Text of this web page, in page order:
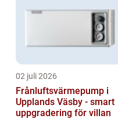
02 juli 2026
Frånluftsvärmepump i
Upplands Väsby - smart
uppgradering för villan